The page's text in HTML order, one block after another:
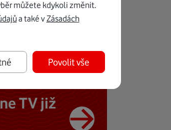
TV již
můžete kdykoli změnit.
a také vZásadách
Povolit vše